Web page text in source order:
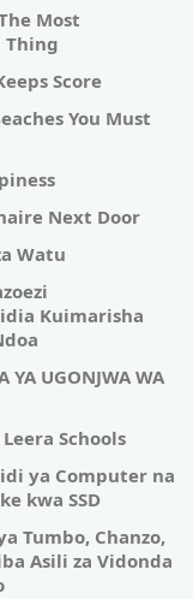
Most
Score
You Must
Next Door
Watu
Kuimarisha
YA UGONJWA WA
Schools
ya Computer na
kwa SSD
Tumbo, Chanzo,
Asili za Vidonda